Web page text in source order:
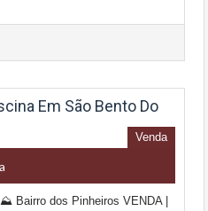
Em São Bento Do
Venda
Bairro dos Pinheiros VENDA |